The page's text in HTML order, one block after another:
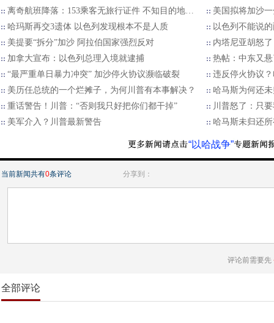
离奇航班降落：153乘客无旅行证件 不知目的地…
美国拟将加沙
哈玛斯再交3遗体 以色列发现根本不是人质
以色列不能说
美提要“拆分”加沙 阿拉伯国家强烈反对
内塔尼亚胡怒
加拿大宣布：以色列总理入境就逮捕
热帖：中东又
“最严重单日暴力冲突” 加沙停火协议濒临破裂
违反停火协议
美历任总统的一个烂摊子，为何川普有本事解决？
哈马斯为何还
重话警告！川普：“否则我只好把你们都干掉”
川普怒了：只
美军介入？川普最新警告
哈马斯未归还
“以哈战争”
当前新闻共有0条评论 分享到：
评论前需要先
全部评论